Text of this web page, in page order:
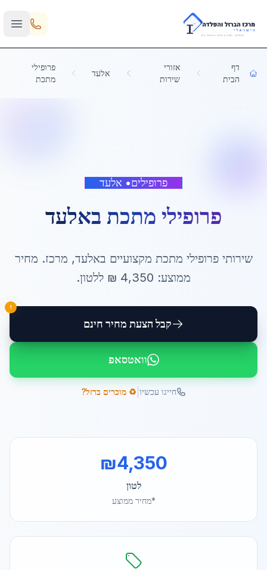
Skip to main content
דף
הבית
אזורי
שירות
אלעד
פרופילי
מתכת
פרופילים• אלעד
פרופילי מתכת באלעד
שירותיפרופילי מתכת מקצועיים באלעד, מרכז. מחיר
ממוצע: 4,350 ₪ ללטון.
קבל הצעת מחיר חינם
!
וואטסאפ
חייגו עכשיו ♻️ מוכרים ברזל?
₪4,350
לטון
*מחיר ממוצע